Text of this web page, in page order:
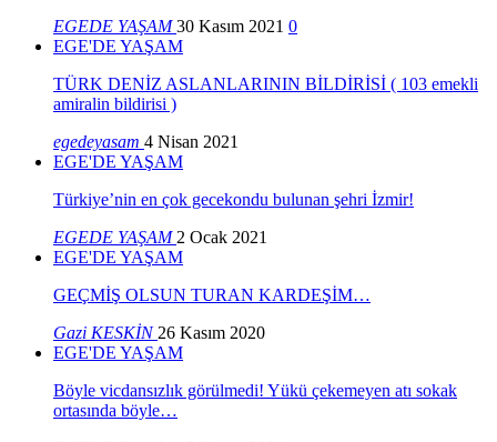
EGEDE YAŞAM30 Kasım 2021 0
EGE'DE YAŞAM
TÜRK DENİZ ASLANLARININ BİLDİRİSİ ( 103 emekli
amiralin bildirisi )
egedeyasam 4 Nisan 2021
EGE'DE YAŞAM
Türkiye’nin en çok gecekondu bulunan şehri İzmir!
EGEDE YAŞAM 2 Ocak 2021
EGE'DE YAŞAM
GEÇMİŞ OLSUN TURAN KARDEŞİM…
Gazi KESKİN 26 Kasım 2020
EGE'DE YAŞAM
Böyle vicdansızlık görülmedi! Yükü çekemeyen atı sokak
ortasında böyle…